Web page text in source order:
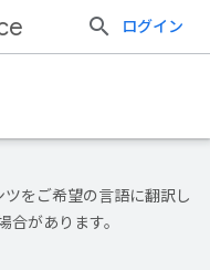
ログイン
をご希望の言語に翻訳し
合があります。